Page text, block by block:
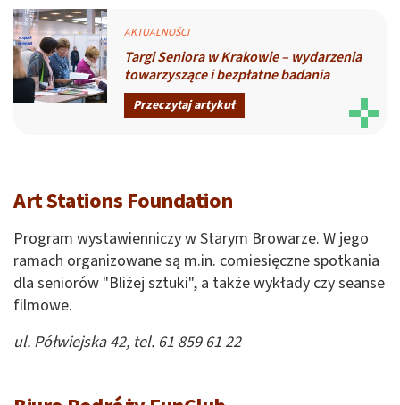
AKTUALNOŚCI
Targi Seniora w Krakowie – wydarzenia
towarzyszące i bezpłatne badania
Przeczytaj artykuł
Art Stations Foundation
Program wystawienniczy w Starym Browarze. W jego
ramach organizowane są m.in. comiesięczne spotkania
dla seniorów "Bliżej sztuki", a także wykłady czy seanse
filmowe.
ul. Półwiejska 42, tel. 61 859 61 22